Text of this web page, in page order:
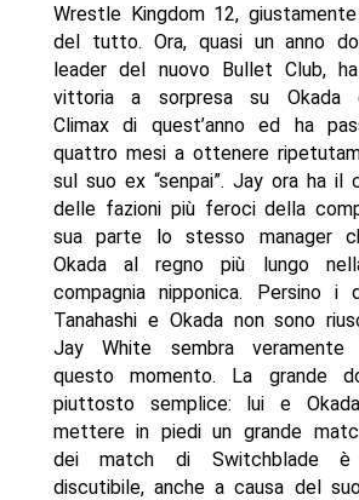
Wrestle Kingdom 12,
del tutto. Ora, quasi un anno
leader del nuovo Bullet Club,
vittoria a sorpresa su Okada
Climax di quest’anno ed ha
quattro mesi a ottenere
sul suo ex “senpai”. Jay ora ha il
delle fazioni più feroci della
sua parte lo stesso manager
Okada al regno più lungo
compagnia nipponica. Persino i
Tanahashi e Okada non sono
Jay White sembra veramente
questo momento. La grande
piuttosto semplice: lui e
mettere in piedi un grande
dei match di Switchblade
discutibile, anche a causa del